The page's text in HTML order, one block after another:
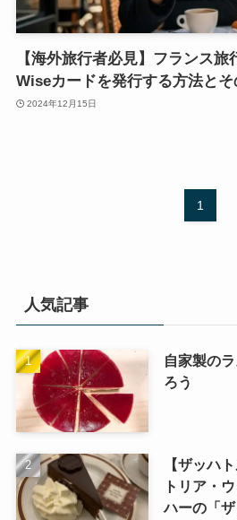
【海外旅行者必見】フランス
Wiseカードを発行する方法とそ
2024年12月15日
1
人気記事
自家製の
ろう
【ザッハ
トリア・
ハーの「